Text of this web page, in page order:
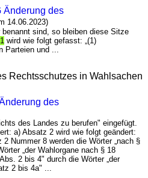
Änderung des
14.06.2023)
sind, so bleiben diese Sitze
wird wie folgt gefasst: „(1)
Parteien und ...
Rechtsschutzes in Wahlsachen
des
des Landes zu berufen" eingefügt.
a) Absatz 2 wird wie folgt geändert:
Nummer 8 werden die Wörter „nach §
„der Wahlorgane nach § 18
2 bis 4" durch die Wörter „der
2 bis 4a" ...